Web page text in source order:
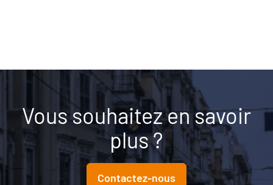
Vous souhaitez en savoir
plus ?
Contactez-nous